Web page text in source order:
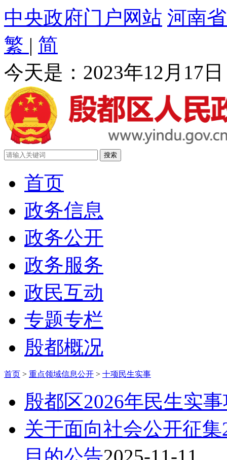
中央政府门户网站 河南
繁 | 简
今天是： 2023年12月17
首页
政务信息
政务公开
政务服务
政民互动
专题专栏
殷都概况
首页 > 重点领域信息公开 > 十项民生实事
殷都区2026年民生实
关于面向社会公开征